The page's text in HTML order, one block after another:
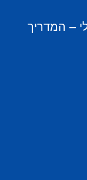
– המדריך